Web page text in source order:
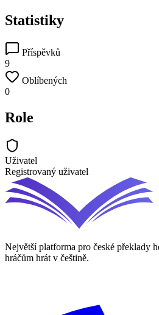
Statistiky
Příspěvků
9
Oblíbených
0
Role
Uživatel
Registrovaný uživatel
Největší platforma pro české překlady
hráčům hrát v češtině.